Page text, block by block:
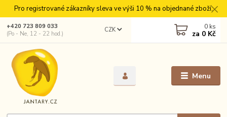
Pro registrované zákazníky sleva ve výši 10 % na objednané zboží.
Menu
CZK
+420 723 809 033
(Po - Ne, 12 - 22 hod.)
0 ks
za 0 Kč